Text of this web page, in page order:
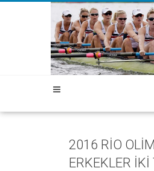
2016 RİO
ERKEKLER İKİ